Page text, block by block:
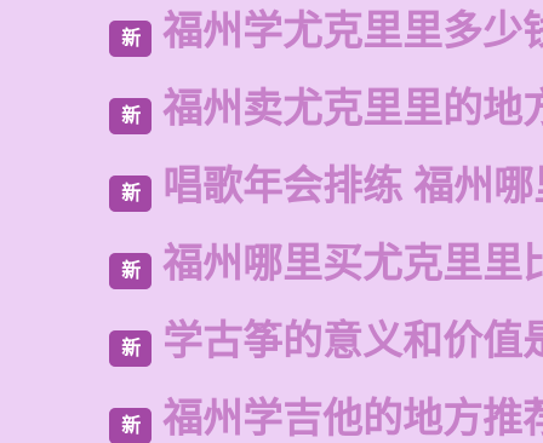
新 福州学尤克里里多少
新 福州卖尤克里里的地
新 唱歌年会排练 福州
新 福州哪里买尤克里里
新 学古筝的意义和价值
新 福州学吉他的地方推